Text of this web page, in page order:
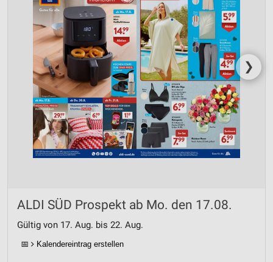
❯
ALDI SÜD Prospekt ab Mo. den 17.08.
Gültig von 17. Aug. bis 22. Aug.
📅 Kalendereintrag erstellen